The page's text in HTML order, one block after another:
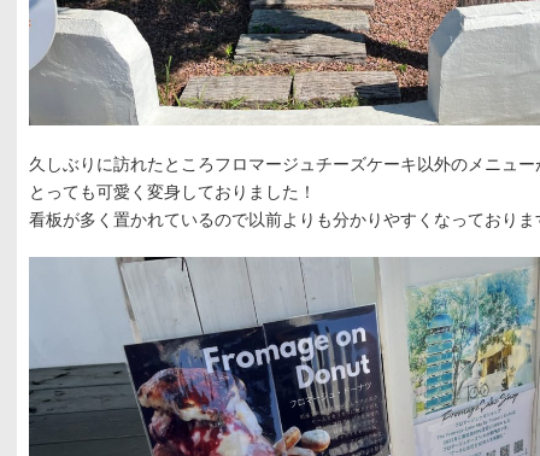
久しぶりに訪れたところフロマージュチーズケーキ以外のメニュ
とっても可愛く変身しておりました！
看板が多く置かれているので以前よりも分かりやすくなっており